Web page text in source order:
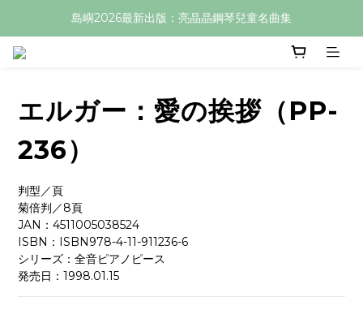
島嶼2026最新出版：亮晶晶鋼琴兒童名曲集
エルガー：愛の挨拶（PP-
236）
判型／頁
菊倍判／8頁
JAN：4511005038524
ISBN：ISBN978-4-11-911236-6
シリーズ：全音ピアノピース
発売日：1998.01.15